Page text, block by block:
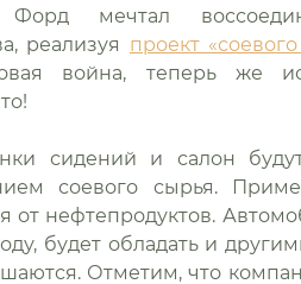
Форд мечтал
реализуя проект
война, теперь же
сидений и салон
соевого сырья.
от нефтепродуктов.
будет обладать и
Отметим, что